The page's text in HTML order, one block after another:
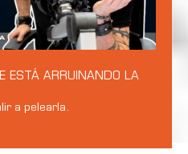
ESTÁ ARRUINANDO LA
a pelearla.